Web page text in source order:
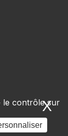
le contrôle sur
X
Produits-